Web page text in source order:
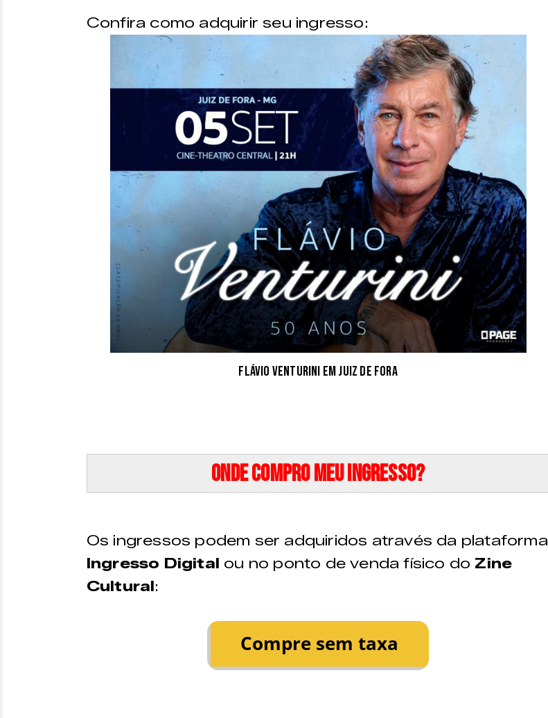
Confira como adquirir seu ingresso:
Flávio Venturini em Juiz de Fora
Onde compro meu ingresso?
Os ingressos podem ser adquiridos através da plataforma
Ingresso Digital ou no ponto de venda físico do Zine
Cultural: